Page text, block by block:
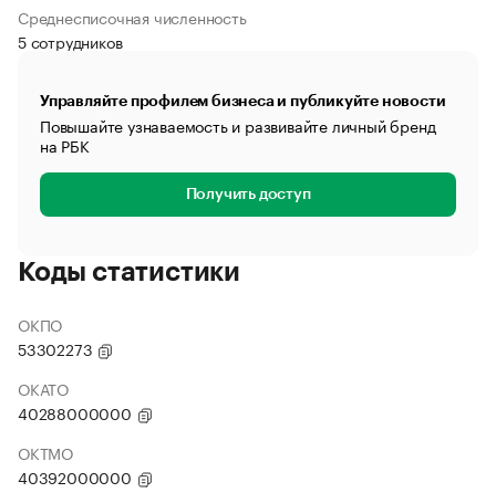
Среднесписочная численность
5 сотрудников
Управляйте профилем бизнеса и публикуйте новости
Повышайте узнаваемость и развивайте личный бренд
на РБК
Получить доступ
Коды статистики
ОКПО
53302273
ОКАТО
40288000000
ОКТМО
40392000000